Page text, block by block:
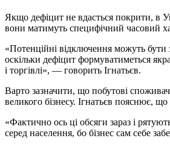
Якщо дефіцит не вдасться покрити, в
вони матимуть специфічний часовий
«Потенційні відключення можуть
оскільки дефіцит формуватиметься
і торгівлі», — говорить Ігнатьєв.
Варто зазначити, що побутові
великого бізнесу. Ігнатьєв пояснює,
«Фактично ось ці обсяги зараз і
серед населення, бо бізнес сам себе